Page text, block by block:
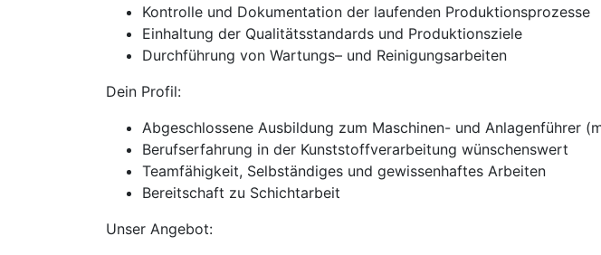
Kontrolle und Dokumentation der laufenden Produktionsprozesse
Einhaltung der Qualitätsstandards und Produktionsziele
Durchführung von Wartungs– und Reinigungsarbeiten
Dein Profil:
Abgeschlossene Ausbildung zum Maschinen- und Anlagenführer
Berufserfahrung in der Kunststoffverarbeitung wünschenswert
Teamfähigkeit, Selbständiges und gewissenhaftes Arbeiten
Bereitschaft zu Schichtarbeit
Unser Angebot: